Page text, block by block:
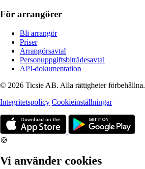
För arrangörer
Bli arrangör
Priser
Arrangörsavtal
Personuppgiftsbiträdesavtal
API-dokumentation
© 2026 Ticsie AB. Alla rättigheter förbehållna.
Integritetspolicy Cookieinställningar
🍪
Vi använder cookies